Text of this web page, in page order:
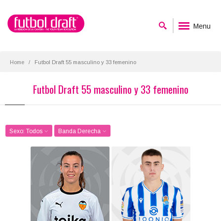
Menu
Home Futbol Draft 55 masculino y 33 femenino
Futbol Draft 55 masculino y 33 femenino
Sexo: Todos Banda Derecha
Candela Andújar
Posición:
Banda Derecha
Fecha de nacimiento:
2000-03-26
Ander Barrenetxea
Posición:
Banda Derecha
Fecha de nacimiento:
2001-12-27